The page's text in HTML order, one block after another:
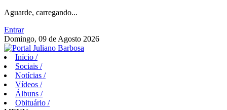
Aguarde, carregando...
Entrar
Domingo, 09 de Agosto 2026
Início /
Sociais /
Notícias /
Vídeos /
Álbuns /
Obituário /